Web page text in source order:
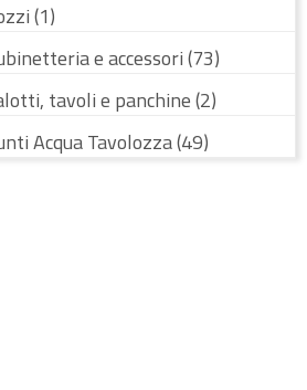
(1)
e accessori (73)
tavoli e panchine (2)
Acqua Tavolozza (49)